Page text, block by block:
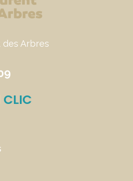
des Arbres
CLIC